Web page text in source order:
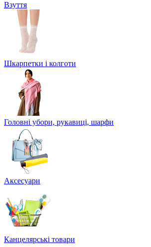
Взуття
Шкарпетки і колготи
Головні убори, рукавиці, шарфи
Аксесуари
Канцелярські товари